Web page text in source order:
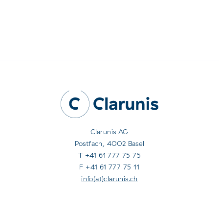
Clarunis AG
Postfach, 4002 Basel
T +41 61 777 75 75
F +41 61 777 75 11
info(at)clarunis.ch